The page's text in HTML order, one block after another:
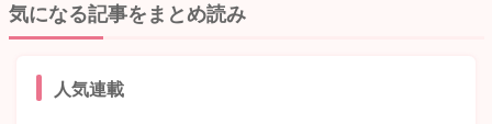
気になる記事をまとめ読み
人気連載